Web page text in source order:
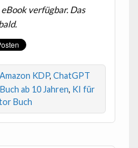
verfügbar. Das
Amazon KDP, ChatGPT
ab 10 Jahren, KI für
Buch